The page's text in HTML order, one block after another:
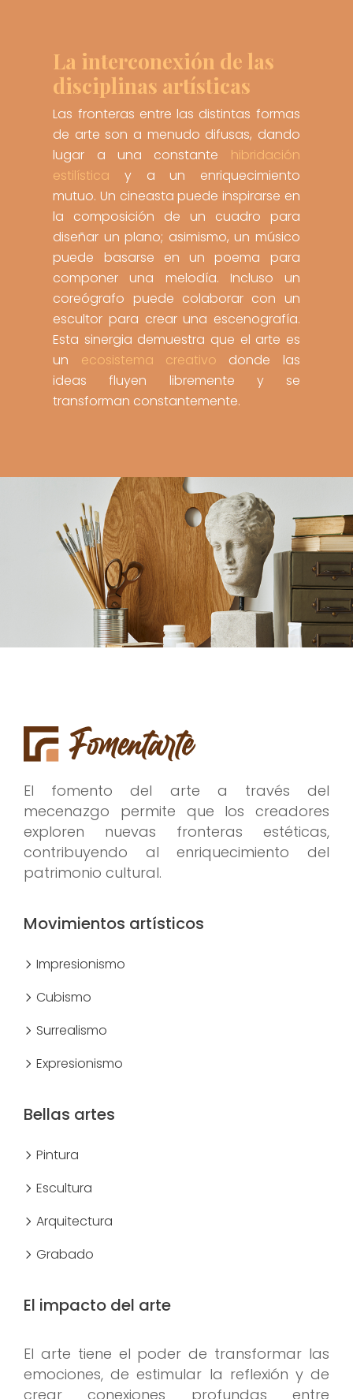
La interconexión de las
disciplinas artísticas
Las fronteras entre las distintas formas
de arte son a menudo difusas, dando
lugar a una constante hibridación
estilística y a un enriquecimiento
mutuo. Un cineasta puede inspirarse en
la composición de un cuadro para
diseñar un plano; asimismo, un músico
puede basarse en un poema para
componer una melodía. Incluso un
coreógrafo puede colaborar con un
escultor para crear una escenografía.
Esta sinergia demuestra que el arte es
un ecosistema creativo donde las
ideas fluyen libremente y se
transforman constantemente.
El fomento del arte a través del
mecenazgo permite que los creadores
exploren nuevas fronteras estéticas,
contribuyendo al enriquecimiento del
patrimonio cultural.
Movimientos artísticos
Impresionismo
Cubismo
Surrealismo
Expresionismo
Bellas artes
Pintura
Escultura
Arquitectura
Grabado
El impacto del arte
El arte tiene el poder de transformar las
emociones, de estimular la reflexión y de
crear conexiones profundas entre